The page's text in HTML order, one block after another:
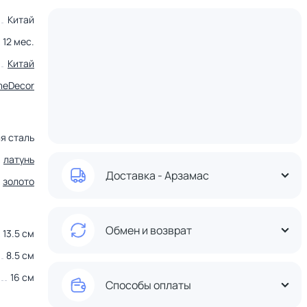
Китай
12 мес.
Китай
сталь
латунь
золото
13.5 см
8.5 см
16 см
Доставка - Арзамас
Обмен и возврат
Способы оплаты